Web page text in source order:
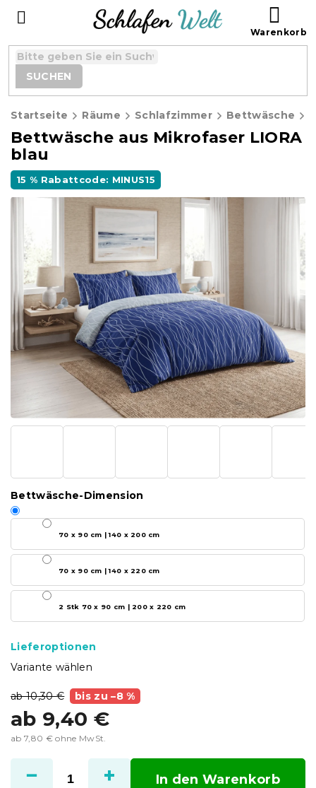
SUCHEN
Startseite Räume Schlafzimmer Bettwäsche
Bettwäsche aus Mikrofaser LIORA
blau
15 % Rabattcode: MINUS15
ab 10,30 € bis zu –8 %
ab 9,40 €
ab 7,80 € ohne MwSt.
Variante wählen
Bettwäsche-Dimension
70 x 90 cm | 140 x 200 cm
70 x 90 cm | 140 x 220 cm
2 Stk 70 x 90 cm | 200 x 220 cm
Lieferoptionen
In den Warenkorb